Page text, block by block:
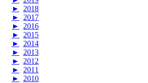
►
2018
►
2017
►
2016
►
2015
►
2014
►
2013
►
2012
►
2011
►
2010